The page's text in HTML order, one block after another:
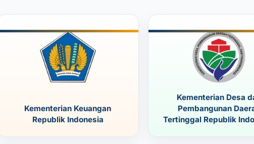
Kementerian Keuangan
Republik Indonesia
Kementerian Desa
Pembangunan
Tertinggal Republik